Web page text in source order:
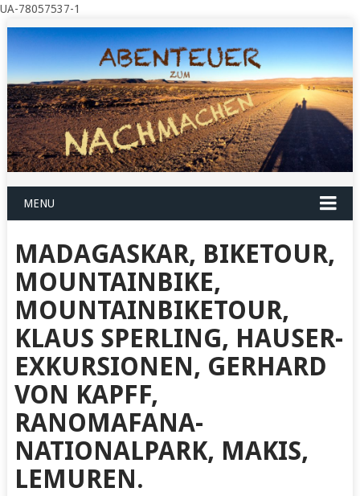
UA-78057537-1
MENU
MADAGASKAR, BIKETOUR,
MOUNTAINBIKE,
MOUNTAINBIKETOUR,
KLAUS SPERLING, HAUSER-
EXKURSIONEN, GERHARD
VON KAPFF,
RANOMAFANA-
NATIONALPARK, MAKIS,
LEMUREN.